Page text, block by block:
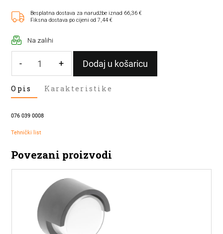
Besplatna dostava za narudžbe iznad 66,36 €
Fiksna dostava po cijeni od 7,44 €
Na zalihi
-
ZIDNA
PROTON
IP65
+ Dodaj u košaricu
Opis Karakteristike
076 039 0008
Tehnički list
Povezani proizvodi